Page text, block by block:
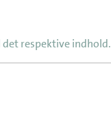
respektive indhold.